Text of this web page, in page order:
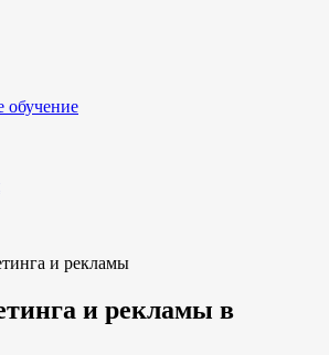
обучение
и рекламы
и рекламы в